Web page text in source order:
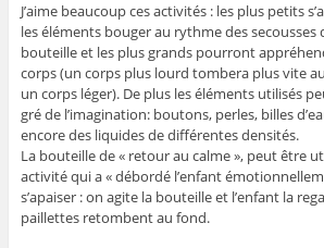
J’aime beaucoup ces activités : les plus petits
les éléments bouger au rythme des secousses
bouteille et les plus grands pourront
corps (un corps plus lourd tombera plus vite
un corps léger). De plus les éléments utilisés
gré de l’imagination: boutons, perles, billes
encore des liquides de différentes densités.
La bouteille de « retour au calme », peut être
activité qui a « débordé l’enfant
s’apaiser : on agite la bouteille et l’enfant la
paillettes retombent au fond.